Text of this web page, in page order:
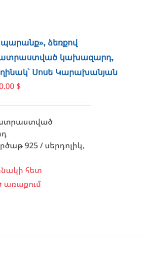
ձեռքով
կախազարդ,
Սոսե Կարախանյան
$
925 / սերդոլիկ,
հետ
առաքում